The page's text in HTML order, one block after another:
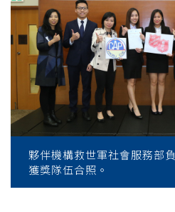
夥伴機構救世軍社會服務部
獲獎隊伍合照。